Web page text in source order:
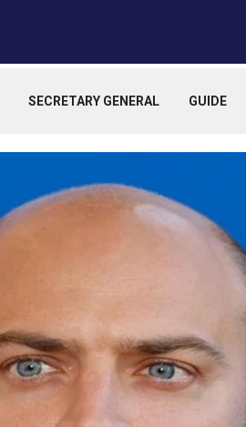
SECRETARY GENERAL GUIDE